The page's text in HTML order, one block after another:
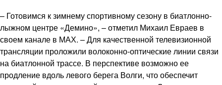
– Готовимся к зимнему спортивному сезону в биатлонно-
лыжном центре «Демино», – отметил Михаил Евраев в
своем канале в МАХ. – Для качественной телевизионной
трансляции проложили волоконно-оптические линии связи
на биатлонной трассе. В перспективе возможно ее
продление вдоль левого берега Волги, что обеспечит